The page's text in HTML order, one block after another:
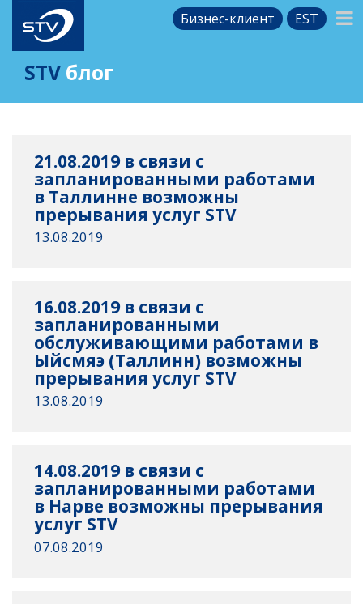
Бизнес-клиент EST
STV блог
21.08.2019 в связи с
запланированными работами
в Таллинне возможны
прерывания услуг STV
13.08.2019
16.08.2019 в связи с
запланированными
обслуживающими работами в
Ыйсмяэ (Таллинн) возможны
прерывания услуг STV
13.08.2019
14.08.2019 в связи с
запланированными работами
в Нарве возможны прерывания
услуг STV
07.08.2019